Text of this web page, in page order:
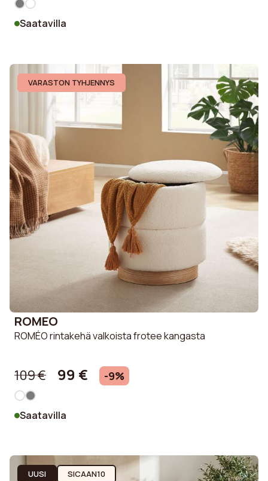
Saatavilla
VARASTON TYHJENNYS
ROMEO
ROMÉO rintakehä valkoista frotee kangasta
109 € 99 € -9%
Saatavilla
UUSI SICAAN10